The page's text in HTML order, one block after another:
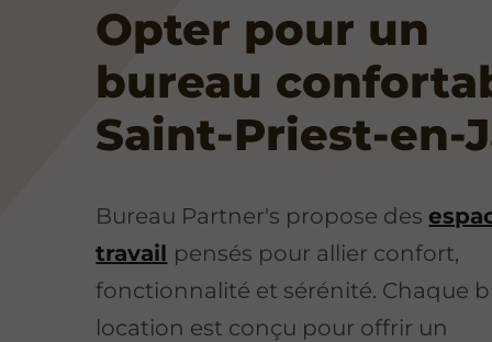
Opter pour un
bureau
Saint-Priest-en-
Bureau Partner's propose des
travail pensés pour allier confort,
fonctionnalité et sérénité. Chaque
location est conçu pour offrir un